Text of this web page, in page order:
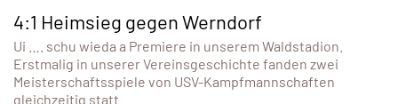
4:1 Heimsieg gegen Werndorf
Ui …. schu wieda a Premiere in unserem Waldstadion.
Erstmalig in unserer Vereinsgeschichte fanden zwei
Meisterschaftsspiele von USV-Kampfmannschaften
gleichzeitig statt.